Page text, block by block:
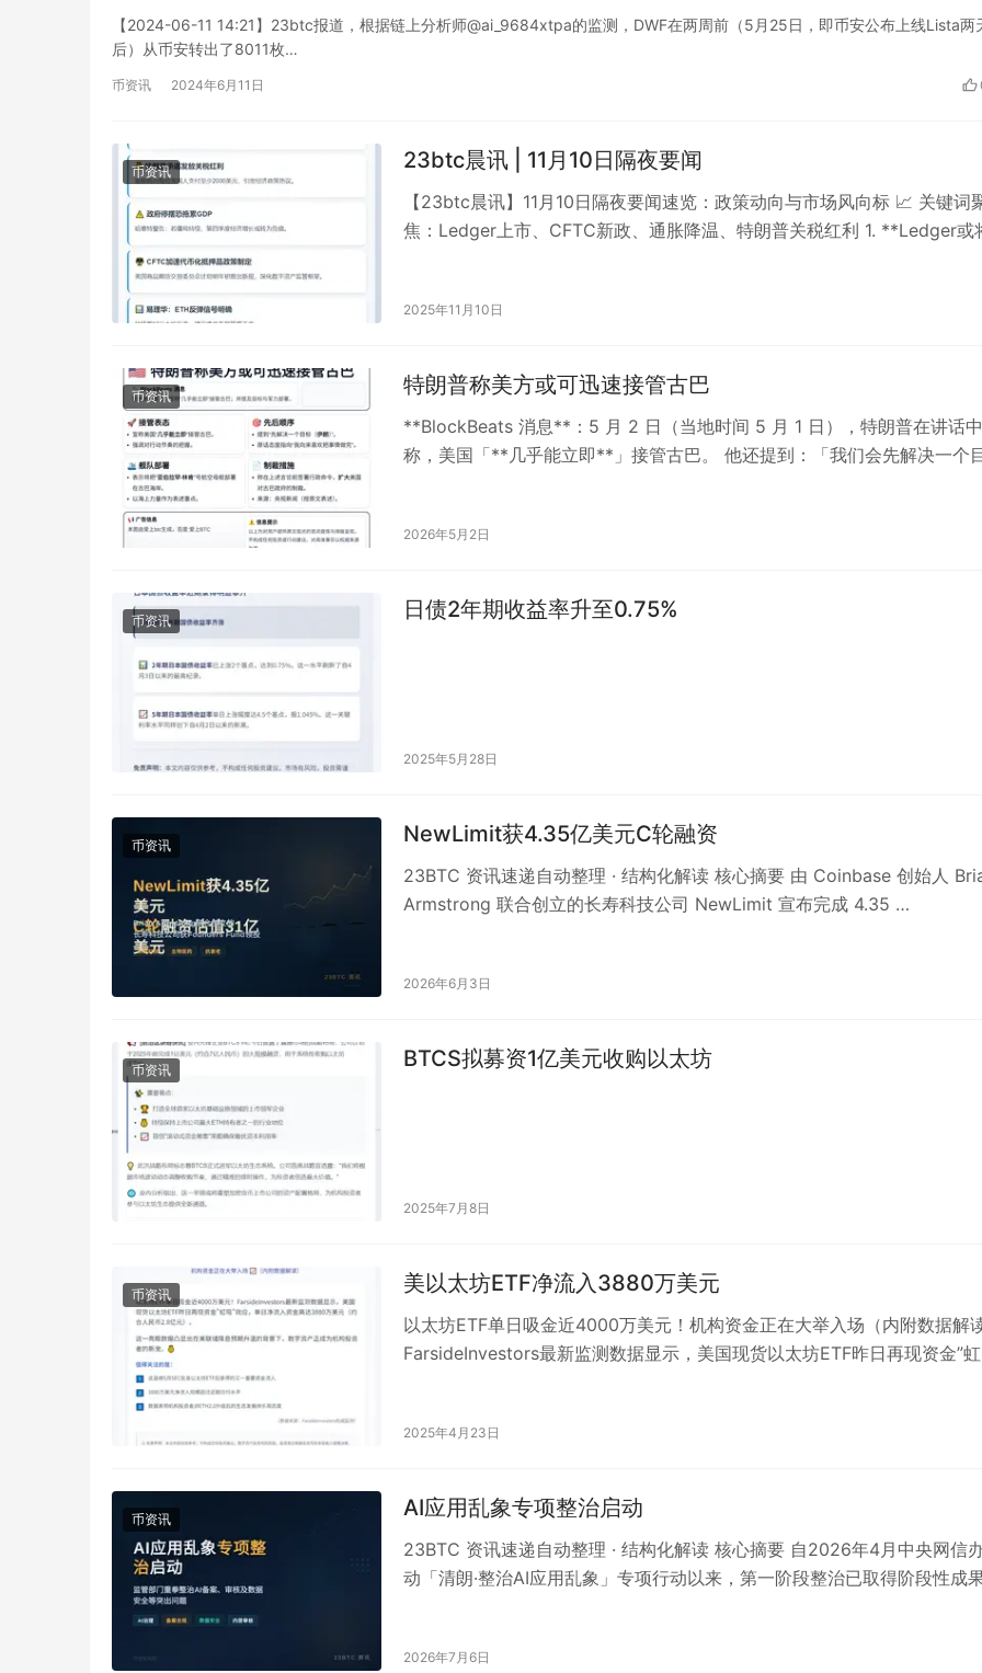
【2024-06-11 14:21】23btc报道，根据链上分析师@ai_9684xtpa的监测，DWF在两周前（5月25日，即币安公布上线Lista两
后）从币安转出了8011枚…
币资讯 2024年6月11日
币资讯 23btc晨讯 | 11月10日隔夜要闻
【23btc晨讯】11月10日隔夜要闻速览：政策动向与市场风向标 📈 关键词
焦：Ledger上市、CFTC新政、通胀降温、特朗普关税红利 1. **Ledger或
2025年11月10日
币资讯 特朗普称美方或可迅速接管古巴
**BlockBeats 消息**：5 月 2 日（当地时间 5 月 1 日），特朗普在讲话
称，美国「**几乎能立即**」接管古巴。 他还提到：「我们会先解决一个
2026年5月2日
币资讯 日债2年期收益率升至0.75%
2025年5月28日
币资讯 NewLimit获4.35亿美元C轮融资
23BTC 资讯速递自动整理 · 结构化解读 核心摘要 由 Coinbase 创始人
Armstrong 联合创立的长寿科技公司 NewLimit 宣布完成 4.35 …
2026年6月3日
币资讯 BTCS拟募资1亿美元收购以太坊
2025年7月8日
币资讯 美以太坊ETF净流入3880万美元
以太坊ETF单日吸金近4000万美元！机构资金正在大举入场（内附数据解
FarsideInvestors最新监测数据显示，美国现货以太坊ETF昨日再现资金”
2025年4月23日
币资讯 AI应用乱象专项整治启动
23BTC 资讯速递自动整理 · 结构化解读 核心摘要 自2026年4月中央网信
动「清朗·整治AI应用乱象」专项行动以来，第一阶段整治已取得阶段性成
2026年7月6日